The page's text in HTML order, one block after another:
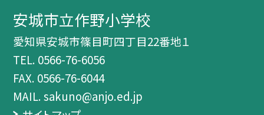
安城市立作野小学校
愛知県安城市篠目町四丁目22番地１
TEL. 0566-76-6056
FAX. 0566-76-6044
MAIL. sakuno@anjo.ed.jp